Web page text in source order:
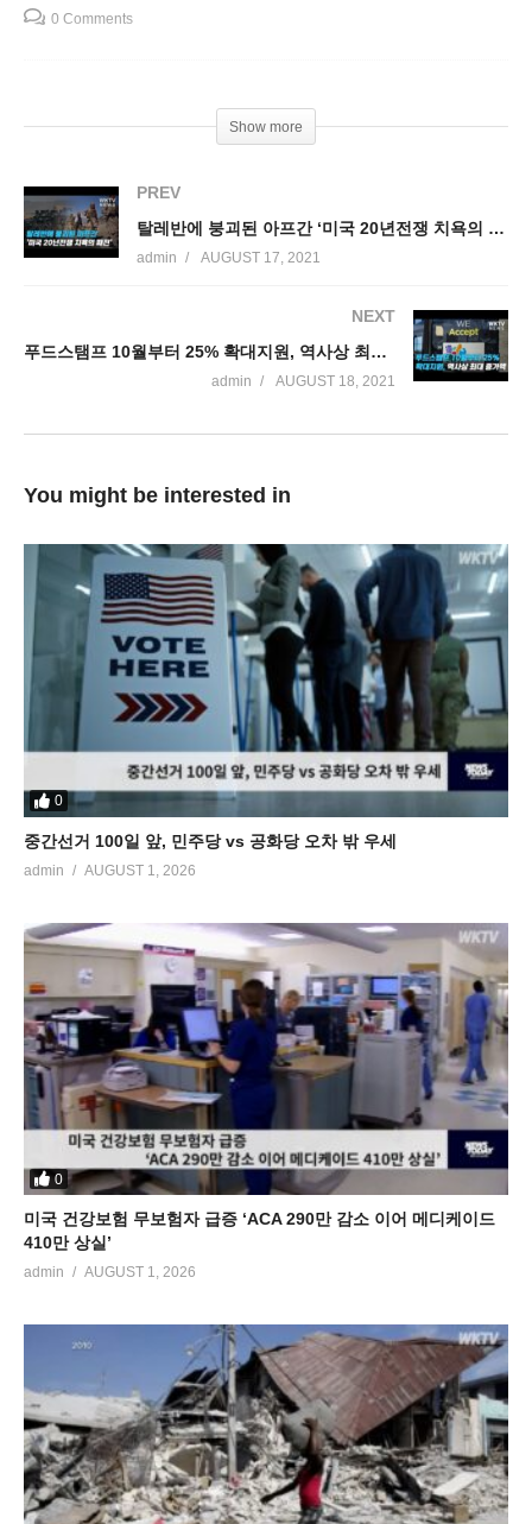
0 Comments
Show more
PREV
탈레반에 붕괴된 아프간 ‘미국 20년전쟁 치욕의 패전’
admin AUGUST 17, 2021
NEXT
푸드스탬프 10월부터 25% 확대지원, 역사상 최대 증가액
admin AUGUST 18, 2021
You might be interested in
0
중간선거 100일 앞, 민주당 vs 공화당 오차 밖 우세
admin AUGUST 1, 2026
0
미국 건강보험 무보험자 급증 ‘ACA 290만 감소 이어 메디케이드
410만 상실’
admin AUGUST 1, 2026